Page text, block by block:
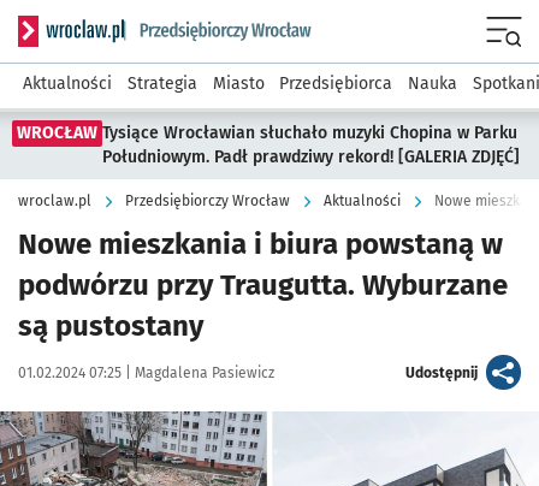
Serwis informacyjny wroclaw.pl podserwis: Strategia
Aktualności Strategia Miasto Przedsiębiorca Nauka
WROCŁAW Tysiące Wrocławian słuchało muzyki Chopina w Parku
Południowym. Padł prawdziwy rekord! [GALERIA ZDJĘĆ]
wroclaw.pl Przedsiębiorczy Wrocław Aktualności Nowe
Nowe mieszkania i biura powstaną w
podwórzu przy Traugutta. Wyburzane
są pustostany
Data publikacji:
01.02.2024 07:25 | Autor:
Magdalena Pasiewicz Udostępnijartykuł
Kliknij, aby zobaczyć galerię